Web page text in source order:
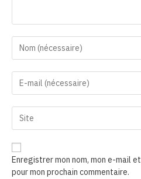
your
username
comment
your
address
l’URL
site
(facultatif)
Enregistrer mon nom, mon e-mail
pour mon prochain commentaire.